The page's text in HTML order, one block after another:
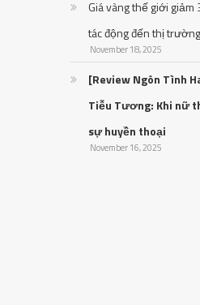
Giá vàng thế giới
tác động đến thị trường
November 18, 2025
[Review Ngôn Tình
Tiễu Tương: Khi nữ
sự huyền thoại
November 16, 2025